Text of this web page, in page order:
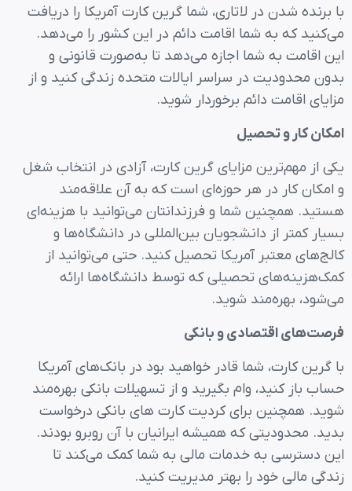
با برنده شدن در لاتاری، شما گرین کارت آمریکا را دریافت
می‌کنید که به شما اقامت دائم در این کشور را می‌دهد.
این اقامت به شما اجازه می‌دهد تا به‌صورت قانونی و
بدون محدودیت در سراسر ایالات متحده زندگی کنید و از
مزایای اقامت دائم برخوردار شوید.
امکان کار و تحصیل
یکی از مهم‌ترین مزایای گرین کارت، آزادی در انتخاب شغل
و امکان کار در هر حوزه‌ای است که به آن علاقه‌مند
هستید. همچنین شما و فرزندانتان می‌توانید با هزینه‌ای
بسیار کمتر از دانشجویان بین‌المللی در دانشگاه‌ها و
کالج‌های معتبر آمریکا تحصیل کنید. حتی می‌توانید از
کمک‌هزینه‌های تحصیلی که توسط دانشگاه‌ها ارائه
می‌شود، بهره‌مند شوید.
فرصت‌های اقتصادی و بانکی
با گرین کارت، شما قادر خواهید بود در بانک‌های آمریکا
حساب باز کنید، وام بگیرید و از تسهیلات بانکی بهره‌مند
شوید. همچنین برای کردیت کارت های بانکی درخواست
بدید. محدودیتی که همیشه ایرانیان با آن روبرو بودند.
این دسترسی به خدمات مالی به شما کمک می‌کند تا
زندگی مالی خود را بهتر مدیریت کنید.